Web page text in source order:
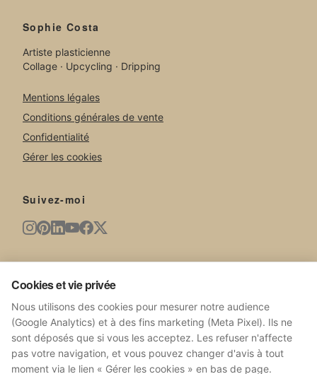
Sophie Costa
Artiste plasticienne
Collage · Upcycling · Dripping
Mentions légales
Conditions générales de vente
Confidentialité
Gérer les cookies
Suivez-moi
S'ABONNER
Cookies et vie privée
Nous utilisons des cookies pour mesurer notre audience
(Google Analytics) et à des fins marketing (Meta Pixel). Ils ne
sont déposés que si vous les acceptez. Les refuser n'affecte
pas votre navigation, et vous pouvez changer d'avis à tout
moment via le lien « Gérer les cookies » en bas de page.